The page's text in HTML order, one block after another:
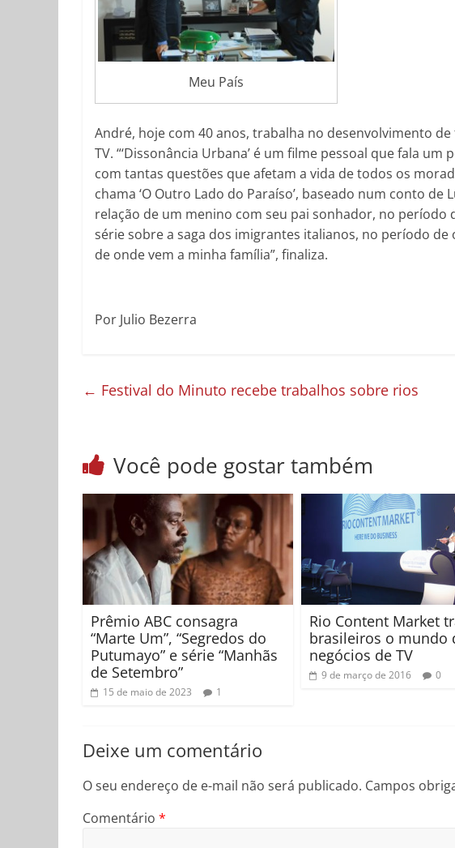
Meu País
André, hoje com 40 anos, trabalha no desenvolvimento
TV. “‘Dissonância Urbana’ é um filme pessoal que fala
com tantas questões que afetam a vida de todos os
chama ‘O Outro Lado do Paraíso’, baseado num conto
relação de um menino com seu pai sonhador, no período
série sobre a saga dos imigrantes italianos, no período
de onde vem a minha família”, finaliza.
Por Julio Bezerra
← Festival do Minuto recebe trabalhos sobre rios
Você pode gostar também
Prêmio ABC consagra
“Marte Um”, “Segredos do
Putumayo” e série “Manhãs
de Setembro”
15 de maio de 2023 1
Rio Content Market
brasileiros o mundo
negócios de TV
9 de março de 2016 0
Deixe um comentário
O seu endereço de e-mail não será publicado. Campos
Comentário *